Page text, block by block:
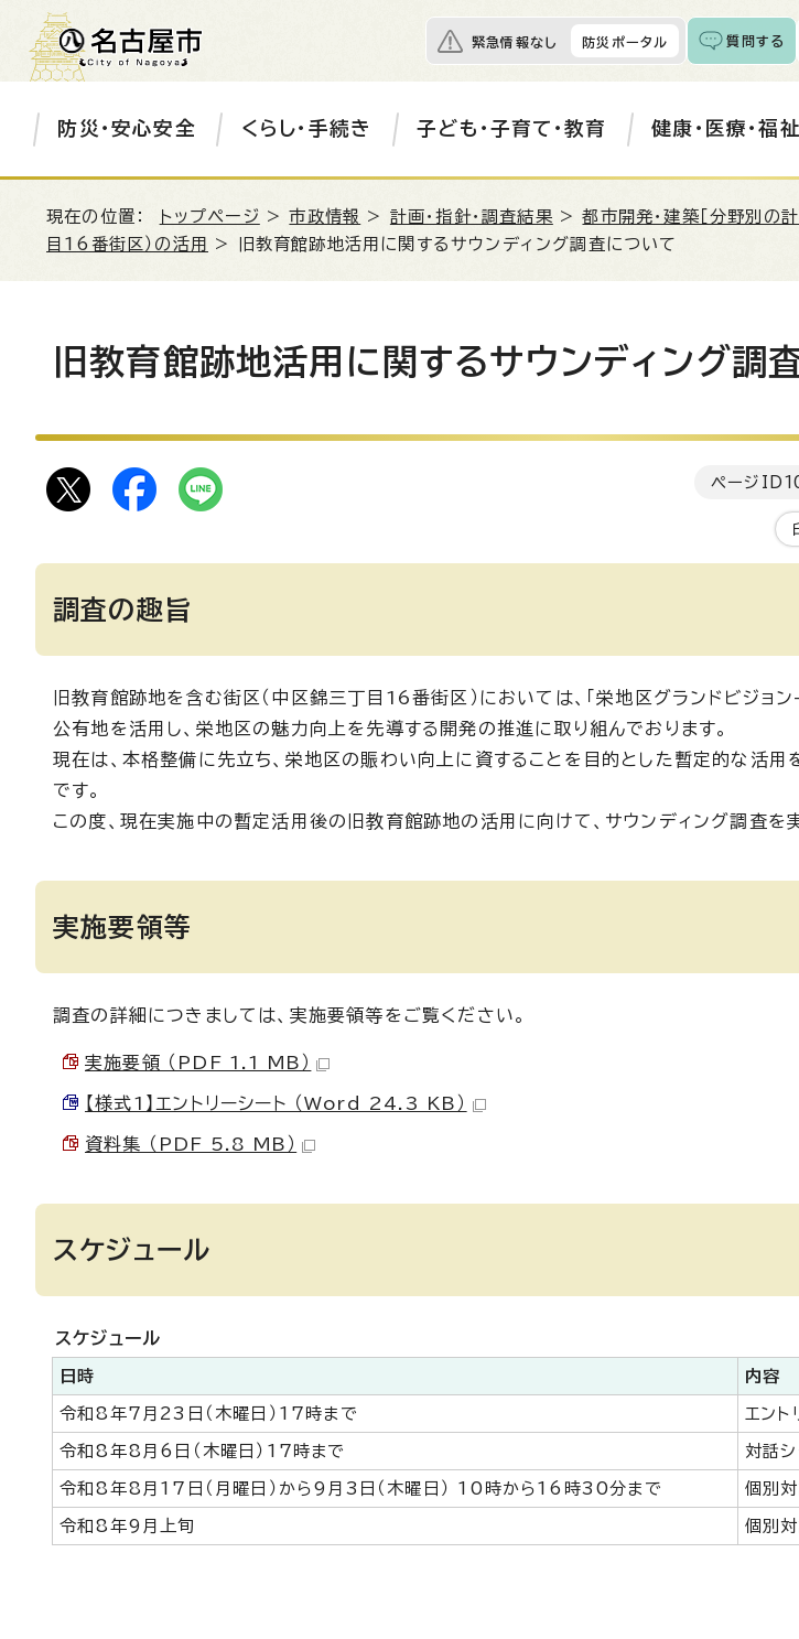
緊急情報なし 防災ポータル 質問する
防災・安心安全 くらし・手続き 子ども・子育て・教育 健康・医療・福祉
現在の位置： トップページ >市政情報 > 計画・指針・調査結果 >都市開発・建築［分野別の計
目16番街区）の活用
> 旧教育館跡地活用に関するサウンディング調査について
旧教育館跡地活用に関するサウンディング調
ページID
調査の趣旨
旧教育館跡地を含む街区（中区錦三丁目16番街区）においては、「栄地区グランドビジョ
公有地を活用し、栄地区の魅力向上を先導する開発の推進に取り組んでおります。
現在は、本格整備に先立ち、栄地区の賑わい向上に資することを目的とした暫定的な活用
です。
この度、現在実施中の暫定活用後の旧教育館跡地の活用に向けて、サウンディング調査を
実施要領等
調査の詳細につきましては、実施要領等をご覧ください。
実施要領 （PDF 1.1 MB）
【様式1】エントリーシート （Word 24.3 KB）
資料集 （PDF 5.8 MB）
スケジュール
スケジュール
日時 内容
令和8年7月23日（木曜日）17時まで エント
令和8年8月6日（木曜日）17時まで 対話
令和8年8月17日（月曜日）から9月3日（木曜日） 10時から16時30分まで 個別
令和8年9月上旬 個別対